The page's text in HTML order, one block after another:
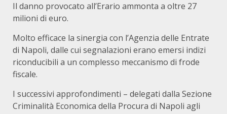
Il danno provocato all’Erario ammonta a oltre 27
milioni di euro.
Molto efficace la sinergia con l’Agenzia delle Entrate
di Napoli, dalle cui segnalazioni erano emersi indizi
riconducibili a un complesso meccanismo di frode
fiscale.
I successivi approfondimenti – delegati dalla Sezione
Criminalità Economica della Procura di Napoli agli